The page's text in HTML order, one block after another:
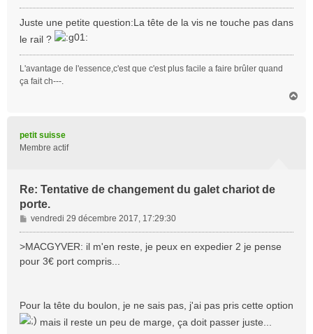
e
a
g
e
Juste une petite question:La tête de la vis ne touche pas dans
le rail ?
L'avantage de l'essence,c'est que c'est plus facile a faire brûler quand
ça fait ch---.
petit suisse
Membre actif
Re: Tentative de changement du galet chariot de
porte.
M
e
s
a
vendredi 29 décembre 2017, 17:29:30
>MACGYVER: il m'en reste, je peux en expedier 2 je pense
pour 3€ port compris...
Pour la tête du boulon, je ne sais pas, j'ai pas pris cette option
mais il reste un peu de marge, ça doit passer juste...